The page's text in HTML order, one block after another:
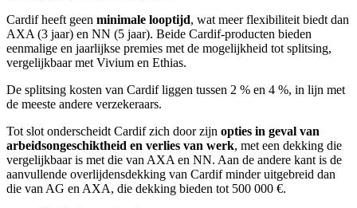
Cardif heeft geen minimale looptijd, wat meer flexibiliteit biedt dan
AXA (3 jaar) en NN (5 jaar). Beide Cardif-producten bieden
eenmalige en jaarlijkse premies met de mogelijkheid tot splitsing,
vergelijkbaar met Vivium en Ethias.
De splitsing kosten van Cardif liggen tussen 2 % en 4 %, in lijn met
de meeste andere verzekeraars.
Tot slot onderscheidt Cardif zich door zijn opties in geval van
arbeidsongeschiktheid en verlies van werk, met een dekking die
vergelijkbaar is met die van AXA en NN. Aan de andere kant is de
aanvullende overlijdensdekking van Cardif minder uitgebreid dan
die van AG en AXA, die dekking bieden tot 500 000 €.